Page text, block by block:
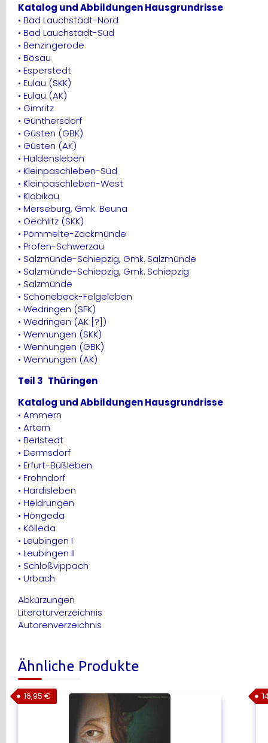
Katalog und Abbildungen Hausgrundrisse
• Bad Lauchstädt-Nord
• Bad Lauchstädt-Süd
• Benzingerode
• Bösau
• Esperstedt
• Eulau (SKK)
• Eulau (AK)
• Gimritz
• Günthersdorf
• Güsten (GBK)
• Güsten (AK)
• Haldensleben
• Kleinpaschleben-Süd
• Kleinpaschleben-West
• Klobikau
• Merseburg, Gmk. Beuna
• Oechlitz (SKK)
• Pömmelte-Zackmünde
• Profen-Schwerzau
• Salzmünde-Schiepzig, Gmk. Salzmünde
• Salzmünde-Schiepzig, Gmk. Schiepzig
• Salzmünde
• Schönebeck-Felgeleben
• Wedringen (SFK)
• Wedringen (AK [?])
• Wennungen (SKK)
• Wennungen (GBK)
• Wennungen (AK)
Teil 3 Thüringen
Katalog und Abbildungen Hausgrundrisse
• Ammern
• Artern
• Berlstedt
• Dermsdorf
• Erfurt-Büßleben
• Frohndorf
• Hardisleben
• Heldrungen
• Höngeda
• Kölleda
• Leubingen I
• Leubingen II
• Schloßvippach
• Urbach
Abkürzungen
Literaturverzeichnis
Autorenverzeichnis
Ähnliche Produkte
16,95 €